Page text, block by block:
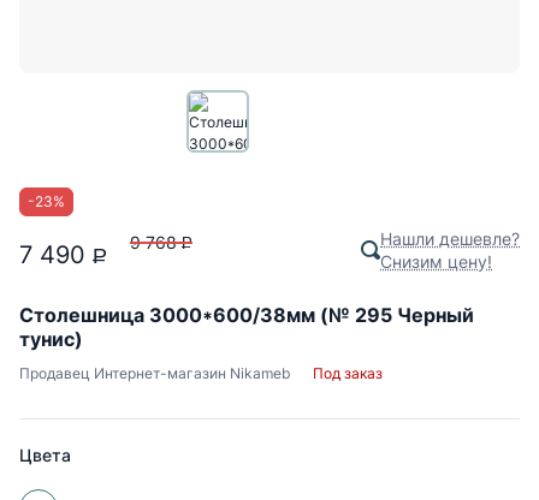
-23%
7 490 P
9 768 P
Нашли дешевле?
Снизим цену!
Столешница 3000*600/38мм (№ 295 Черный
тунис)
Продавец Интернет-магазин Nikameb Под заказ
Цвета